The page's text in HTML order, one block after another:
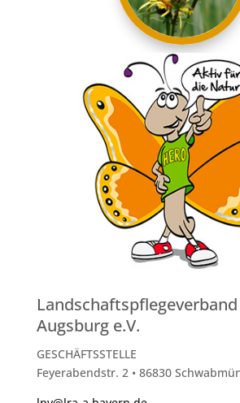
Augsburg e.V.
GESCHÄFTSSTELLE
Feyerabendstr. 2 • 86830